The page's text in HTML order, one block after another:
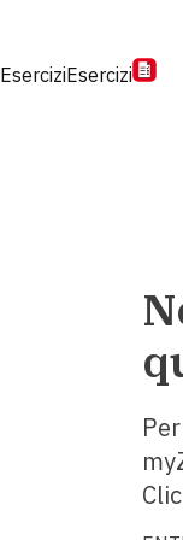
EserciziEsercizi